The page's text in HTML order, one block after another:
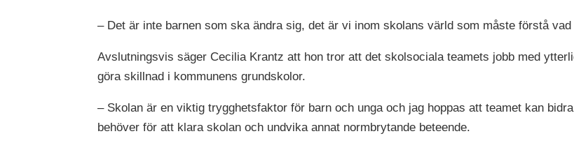
– Det är inte barnen som ska ändra sig, det är vi inom skolans värld som måste förstå vad
Avslutningsvis säger Cecilia Krantz att hon tror att det skolsociala teamets jobb med
göra skillnad i kommunens grundskolor.
– Skolan är en viktig trygghetsfaktor för barn och unga och jag hoppas att teamet kan
behöver för att klara skolan och undvika annat normbrytande beteende.